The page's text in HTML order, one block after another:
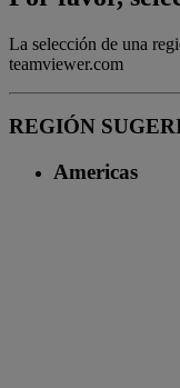
La selección de una
teamviewer.com
REGIÓN
Americas